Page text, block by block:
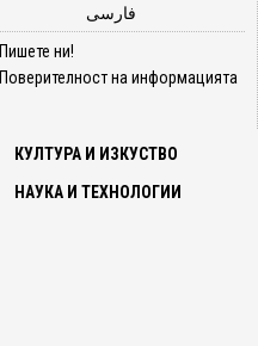
فارسی
Пишете ни!
Поверителност на информацията
КУЛТУРА И ИЗКУСТВО
НАУКА И ТЕХНОЛОГИИ